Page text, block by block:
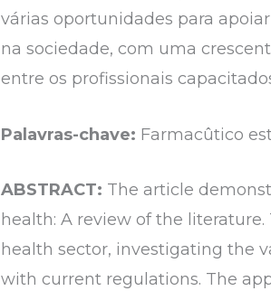
várias oportunidades para
na sociedade, com uma
entre os profissionais
Palavras-chave: Farmacûtico
ABSTRACT: The article
health: A review of the
health sector, investigating the
with current regulations. The